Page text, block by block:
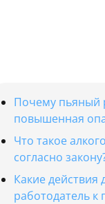
Почему пьяный
повышенная
Что такое
согласно
Какие
работодатель к